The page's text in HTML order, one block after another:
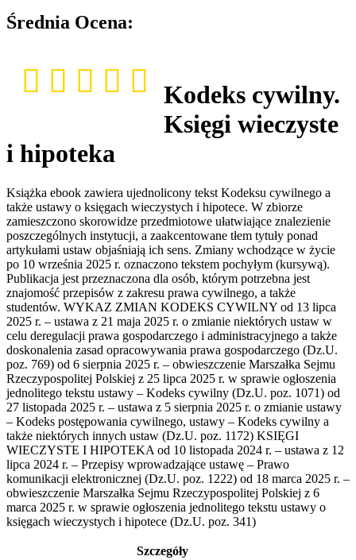
Średnia Ocena:
Kodeks cywilny.
Księgi wieczyste
i hipoteka
Książka ebook zawiera ujednolicony tekst Kodeksu cywilnego a
także ustawy o księgach wieczystych i hipotece. W zbiorze
zamieszczono skorowidze przedmiotowe ułatwiające znalezienie
poszczególnych instytucji, a zaakcentowane tłem tytuły ponad
artykułami ustaw objaśniają ich sens. Zmiany wchodzące w życie
po 10 września 2025 r. oznaczono tekstem pochyłym (kursywą).
Publikacja jest przeznaczona dla osób, którym potrzebna jest
znajomość przepisów z zakresu prawa cywilnego, a także
studentów. WYKAZ ZMIAN KODEKS CYWILNY od 13 lipca
2025 r. – ustawa z 21 maja 2025 r. o zmianie niektórych ustaw w
celu deregulacji prawa gospodarczego i administracyjnego a także
doskonalenia zasad opracowywania prawa gospodarczego (Dz.U.
poz. 769) od 6 sierpnia 2025 r. – obwieszczenie Marszałka Sejmu
Rzeczypospolitej Polskiej z 25 lipca 2025 r. w sprawie ogłoszenia
jednolitego tekstu ustawy – Kodeks cywilny (Dz.U. poz. 1071) od
27 listopada 2025 r. – ustawa z 5 sierpnia 2025 r. o zmianie ustawy
– Kodeks postępowania cywilnego, ustawy – Kodeks cywilny a
także niektórych innych ustaw (Dz.U. poz. 1172) KSIĘGI
WIECZYSTE I HIPOTEKA od 10 listopada 2024 r. – ustawa z 12
lipca 2024 r. – Przepisy wprowadzające ustawę – Prawo
komunikacji elektronicznej (Dz.U. poz. 1222) od 18 marca 2025 r. –
obwieszczenie Marszałka Sejmu Rzeczypospolitej Polskiej z 6
marca 2025 r. w sprawie ogłoszenia jednolitego tekstu ustawy o
księgach wieczystych i hipotece (Dz.U. poz. 341)
Szczegóły